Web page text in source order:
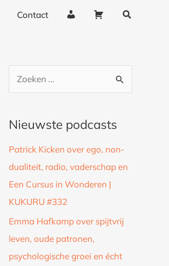
Contact
e
v
e
W
g
Zoeken
n
a
a
r
:
Nieuwste podcasts
Patrick Kicken over ego, non-
dualiteit, radio, vaderschap en
Een Cursus in Wonderen |
KUKURU #332
Emma Hafkamp over spijtvrij
leven, oude patronen,
psychologische groei en écht